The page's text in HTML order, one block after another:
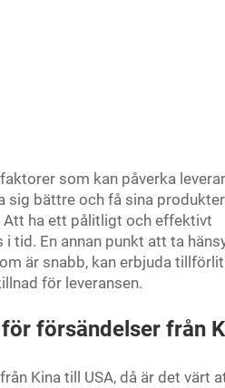
som kan påverka
sig bättre och få sina produkter
Att ha ett pålitligt och effektivt
En annan punkt att ta
är snabb, kan erbjuda
för leveransen.
försändelser från
Kina till USA, då är det värt